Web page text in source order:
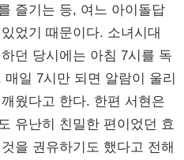
즐기는 등, 여느 아이돌답
었기 때문이다. 소녀시대
던 당시에는 아침 7시를 독
일 7시만 되면 알람이 울리
웠다고 한다. 한편 서현은
유난히 친밀한 편이었던 효
을 권유하기도 했다고 전해